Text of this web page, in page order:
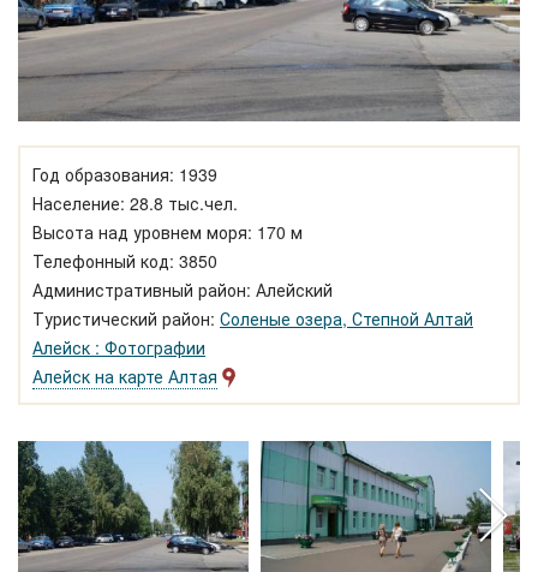
Год образования: 1939
Население: 28.8 тыс.чел.
Высота над уровнем моря: 170 м
Телефонный код: 3850
Административный район: Алейский
Туристический район: Соленые озера, Степной Алтай
Алейск : Фотографии
Алейск на карте Алтая